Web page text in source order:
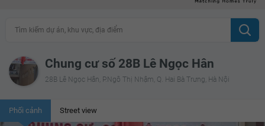
Tìm kiếm dự án, khu vực, địa điểm
Chung cư số 28B Lê Ngọc Hân
28B Lê Ngọc Hân, P.Ngô Thị Nhậm, Q. Hai Bà Trưng, Hà Nội
Phối cảnh Street view